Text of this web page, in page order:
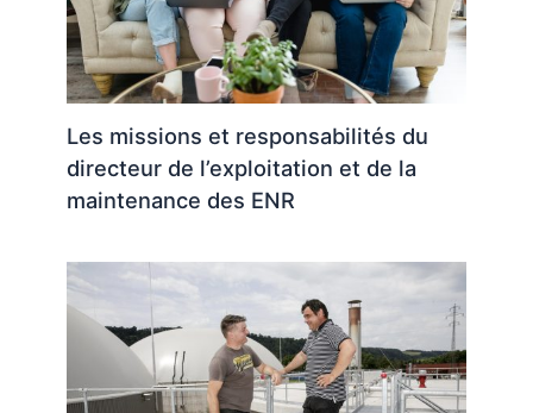
Les missions et responsabilités du
directeur de l’exploitation et de la
maintenance des ENR